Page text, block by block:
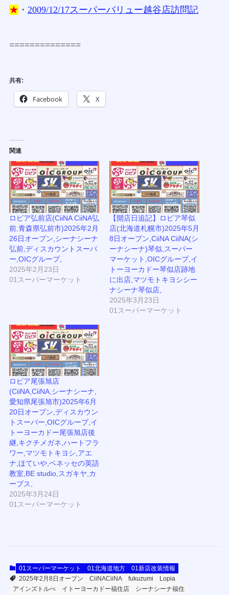
★ ・ 2009/12/17スーパーバリュー越谷店訪問記
==============
共有:
Facebook X
関連
ロピア弘前店(CiiNA CiiNA弘
前,青森県弘前市)2025年2月
26日オープン,シーナシーナ
弘前,ディスカウントスーパ
ー,OICグループ,
2025年2月23日
01スーパーマーケット
【開店日追記】ロピア琴似
店(北海道札幌市)2025年5月
8日オープン,CiiNA CiiNA(シ
ーナシーナ)琴似,スーパー
マーケット,OICグループ,イ
トーヨーカドー琴似店跡地
に出店,マツモトキヨシシー
ナシーナ琴似店,
2025年3月23日
01スーパーマーケット
ロピア尾張旭店
(CiiNA,CiiNA,シーナシーナ,
愛知県尾張旭市)2025年6月
20日オープン,ディスカウン
トスーパー,OICグループ,イ
トーヨーカドー尾張旭店後
継,キクチメガネ,ハートフラ
ワー,マツモトキヨシ,アエ
ナ,ほていや,ベネッセの英語
教室,BE studio,スガキヤ,カ
ーブス,
2025年3月24日
01スーパーマーケット
01スーパーマーケット 01北海道地方
01新店改装情報
2025年2月8日オープン
CiiNACiiNA fukuzumi
Lopia
アインズトルぺ
イトーヨーカドー福住店
シーナシーナ福住